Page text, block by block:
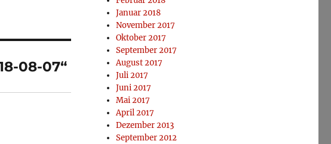
08-07“
Januar 2018
November 2017
Oktober 2017
September 2017
August 2017
Juli 2017
Juni 2017
Mai 2017
April 2017
Dezember 2013
September 2012